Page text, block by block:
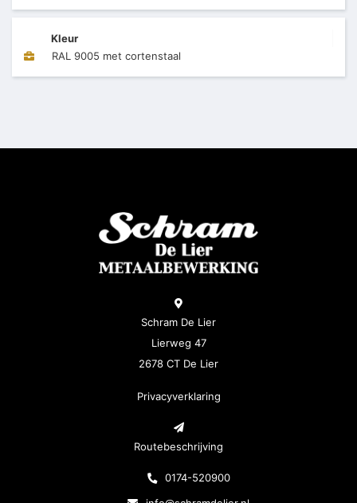
Kleur
RAL 9005 met cortenstaal
Schram De Lier
Lierweg 47
2678 CT De Lier
Privacyverklaring
Routebeschrijving
0174-520900